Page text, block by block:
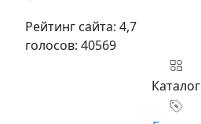
Рейтинг сайта: 4,7
голосов: 40569
Каталог